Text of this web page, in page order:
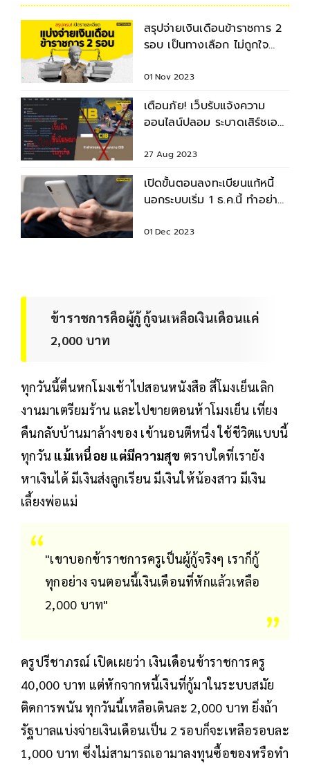
สรุปจ่ายเงินเดือนข้าราชการ 2
รอบ เป็นทางเลือก ไม่ถูกใจ
01 Nov 2023
เตือนภัย! เว็บรับแจ้งความ
ออนไลน์ปลอม ระบาดเสิร์ชเอน
27 Aug 2023
เปิดขั้นตอนลงทะเบียนแก้หนี้
นอกระบบเริ่ม 1 ธ.ค.นี้ ทำอย่าง
01 Dec 2023
ข้าราชการคือผู้กู้ กู้จนเหลือเงินเดือนแค่
2,000 บาท
ทุกวันนี้ตื่นหกโมงเช้าไปสอนหนังสือ สี่โมงเย็นเลิก
งานมาเตรียมร้าน และไปขายตอนห้าโมงเย็น เที่ยง
คืนกลับบ้านมาล้างของ เข้านอนตีหนึ่ง ใช้ชีวิตแบบนี้
ทุกวัน แม้เหนื่อย แต่มีความสุข ตราบใดที่เรายัง
หาเงินได้ มีเงินส่งลูกเรียน มีเงินให้น้องสาว มีเงิน
เลี้ยงพ่อแม่
"เขาบอกข้าราชการครูเป็นผู้กู้จริงๆ เราก็กู้
ทุกอย่าง จนตอนนี้เงินเดือนที่หักแล้วเหลือ
2,000 บาท"
ครูปรีชาภรณ์ เปิดเผยว่า เงินเดือนข้าราชการครู
40,000 บาท แต่หักจากหนี้เงินที่กู้มาในระบบสมัย
ติดการพนัน ทุกวันนี้เหลือเดินละ 2,000 บาท ยิ่งถ้า
รัฐบาลแบ่งจ่ายเงินเดือนเป็น 2 รอบก็จะเหลือรอบละ
1,000 บาท ซึ่งไม่สามารถเอามาลงทุนซื้อของหรือทำ